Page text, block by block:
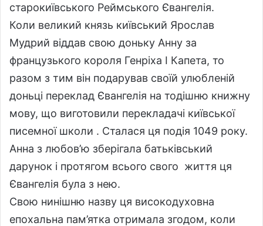
старокиївського Реймського Євангелія.
Коли великий князь київський Ярослав
Мудрий віддав свою доньку Анну за
французького короля Генріха I Капета, то
разом з тим він подарував своїй улюбленій
доньці переклад Євангелія на тодішню книжну
мову, що виготовили перекладачі київської
писемної школи . Сталася ця подія 1049 року.
Анна з любов’ю зберігала батьківський
дарунок і протягом всього свого життя ця
Євангелія була з нею.
Свою нинішню назву ця високодуховна
епохальна пам’ятка отримала згодом, коли